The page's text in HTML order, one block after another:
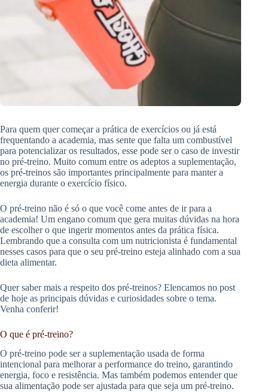
Para quem quer começar a prática de exercícios ou já está
frequentando a academia, mas sente que falta um combustível
para potencializar os resultados, esse pode ser o caso de investir
no pré-treino. Muito comum entre os adeptos a suplementação,
os pré-treinos são importantes principalmente para manter a
energia durante o exercício físico.
O pré-treino não é só o que você come antes de ir para a
academia! Um engano comum que gera muitas dúvidas na hora
de escolher o que ingerir momentos antes da prática física.
Lembrando que a consulta com um nutricionista é fundamental
nesses casos para que o seu pré-treino esteja alinhado com a sua
dieta alimentar.
Quer saber mais a respeito dos pré-treinos? Elencamos no post
de hoje as principais dúvidas e curiosidades sobre o tema.
Venha conferir!
O que é pré-treino?
O pré-treino pode ser a suplementação usada de forma
intencional para melhorar a performance do treino, garantindo
energia, foco e resistência. Mas também podemos entender que
sua alimentação pode ser ajustada para que seja um pré-treino.